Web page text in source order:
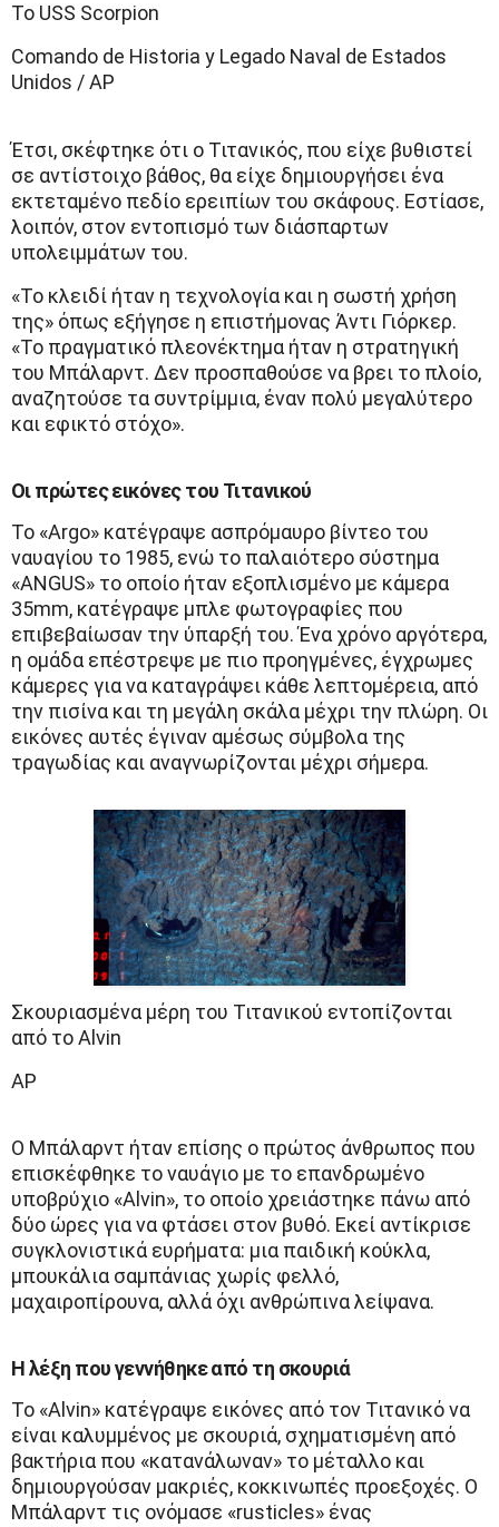
Το USS Scorpion
Comando de Historia y Legado Naval de Estados
Unidos / AP
Έτσι, σκέφτηκε ότι ο Τιτανικός, που είχε βυθιστεί
σε αντίστοιχο βάθος, θα είχε δημιουργήσει ένα
εκτεταμένο πεδίο ερειπίων του σκάφους. Εστίασε,
λοιπόν, στον εντοπισμό των διάσπαρτων
υπολειμμάτων του.
«Το κλειδί ήταν η τεχνολογία και η σωστή χρήση
της» όπως εξήγησε η επιστήμονας Άντι Γιόρκερ.
«Το πραγματικό πλεονέκτημα ήταν η στρατηγική
του Μπάλαρντ. Δεν προσπαθούσε να βρει το πλοίο,
αναζητούσε τα συντρίμμια, έναν πολύ μεγαλύτερο
και εφικτό στόχο».
Οι πρώτες εικόνες του Τιτανικού
Το «Argo» κατέγραψε ασπρόμαυρο βίντεο του
ναυαγίου το 1985, ενώ το παλαιότερο σύστημα
«ANGUS» το οποίο ήταν εξοπλισμένο με κάμερα
35mm, κατέγραψε μπλε φωτογραφίες που
επιβεβαίωσαν την ύπαρξή του. Ένα χρόνο αργότερα,
η ομάδα επέστρεψε με πιο προηγμένες, έγχρωμες
κάμερες για να καταγράψει κάθε λεπτομέρεια, από
την πισίνα και τη μεγάλη σκάλα μέχρι την πλώρη. Οι
εικόνες αυτές έγιναν αμέσως σύμβολα της
τραγωδίας και αναγνωρίζονται μέχρι σήμερα.
Σκουριασμένα μέρη του Τιτανικού εντοπίζονται
από το Alvin
AP
Ο Μπάλαρντ ήταν επίσης ο πρώτος άνθρωπος που
επισκέφθηκε το ναυάγιο με το επανδρωμένο
υποβρύχιο «Alvin», το οποίο χρειάστηκε πάνω από
δύο ώρες για να φτάσει στον βυθό. Εκεί αντίκρισε
συγκλονιστικά ευρήματα: μια παιδική κούκλα,
μπουκάλια σαμπάνιας χωρίς φελλό,
μαχαιροπίρουνα, αλλά όχι ανθρώπινα λείψανα.
Η λέξη που γεννήθηκε από τη σκουριά
Το «Alvin» κατέγραψε εικόνες από τον Τιτανικό να
είναι καλυμμένος με σκουριά, σχηματισμένη από
βακτήρια που «κατανάλωναν» το μέταλλο και
δημιουργούσαν μακριές, κοκκινωπές προεξοχές. Ο
Μπάλαρντ τις ονόμασε «rusticles» ένας